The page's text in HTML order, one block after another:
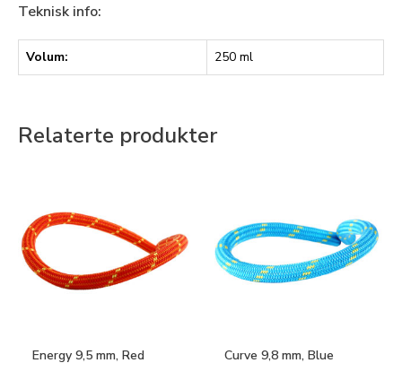
Teknisk info:
Volum: 250 ml
Relaterte produkter
Energy 9,5 mm, Red Curve 9,8 mm, Blue